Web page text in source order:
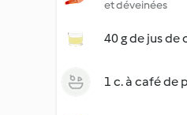
et déveinées
40 g de jus
1 c. à café de